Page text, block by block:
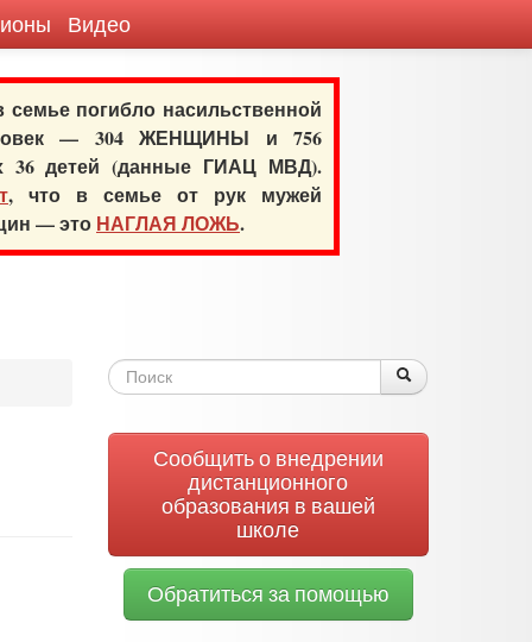
Видео
семье погибло насильственной
— 304 ЖЕНЩИНЫ и 756
36 детей (данные ГИАЦ МВД).
, что в семье от рук мужей
— это НАГЛАЯ ЛОЖЬ.
Форма
Поиск
Сообщить о внедрении
дистанционного
образования в вашей
школе
Обратиться за помощью